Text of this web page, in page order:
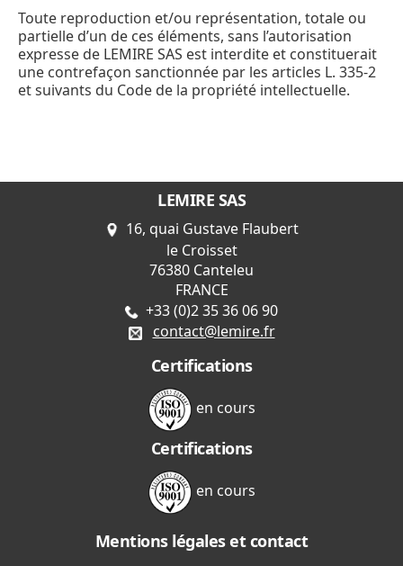
Toute reproduction et/ou représentation, totale ou
partielle d’un de ces éléments, sans l’autorisation
expresse de LEMIRE SAS est interdite et constituerait
une contrefaçon sanctionnée par les articles L. 335-2
et suivants du Code de la propriété intellectuelle.
LEMIRE SAS
16, quai Gustave Flaubert
le Croisset
76380 Canteleu
FRANCE
+33 (0)2 35 36 06 90
contact@lemire.fr
Certifications
en cours
Certifications
en cours
Mentions légales et contact